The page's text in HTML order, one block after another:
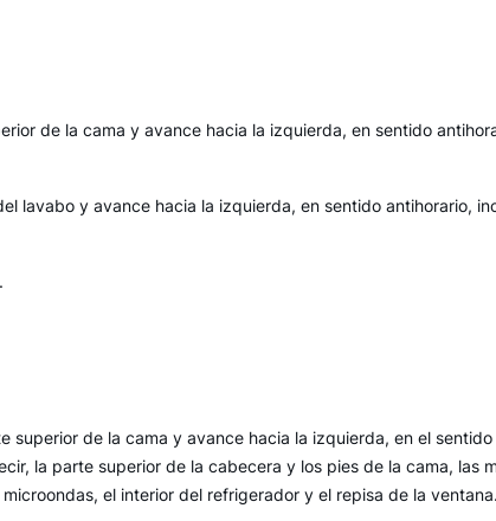
de la cama y avance hacia la izquierda, en sentido
lavabo y avance hacia la izquierda, en sentido antihorario,
superior de la cama y avance hacia la izquierda, en el
la parte superior de la cabecera y los pies de la cama, las
el interior del refrigerador y el repisa de la ventana.